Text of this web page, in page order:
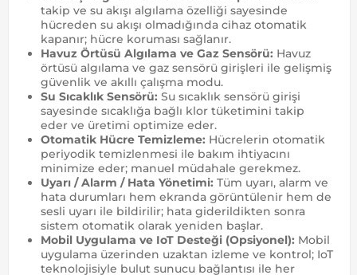
takip ve su akışı algılama özelliği sayesinde
hücreden su akışı olmadığında cihaz otomatik
kapanır; hücre koruması sağlanır.
Havuz Örtüsü Algılama ve Gaz Sensörü: Havuz
örtüsü algılama ve gaz sensörü girişleri ile gelişmiş
güvenlik ve akıllı çalışma modu.
Su Sıcaklık Sensörü: Su sıcaklık sensörü girişi
sayesinde sıcaklığa bağlı klor tüketimini takip
eder ve üretimi optimize eder.
Otomatik Hücre Temizleme: Hücrelerin otomatik
periyodik temizlenmesi ile bakım ihtiyacını
minimize eder; manuel müdahale gerekmez.
Uyarı / Alarm / Hata Yönetimi: Tüm uyarı, alarm ve
hata durumları hem ekranda görüntülenir hem de
sesli uyarı ile bildirilir; hata giderildikten sonra
sistem otomatik olarak yeniden başlar.
Mobil Uygulama ve IoT Desteği (Opsiyonel): Mobil
uygulama üzerinden uzaktan izleme ve kontrol; IoT
teknolojisiyle bulut sunucu bağlantısı ile her